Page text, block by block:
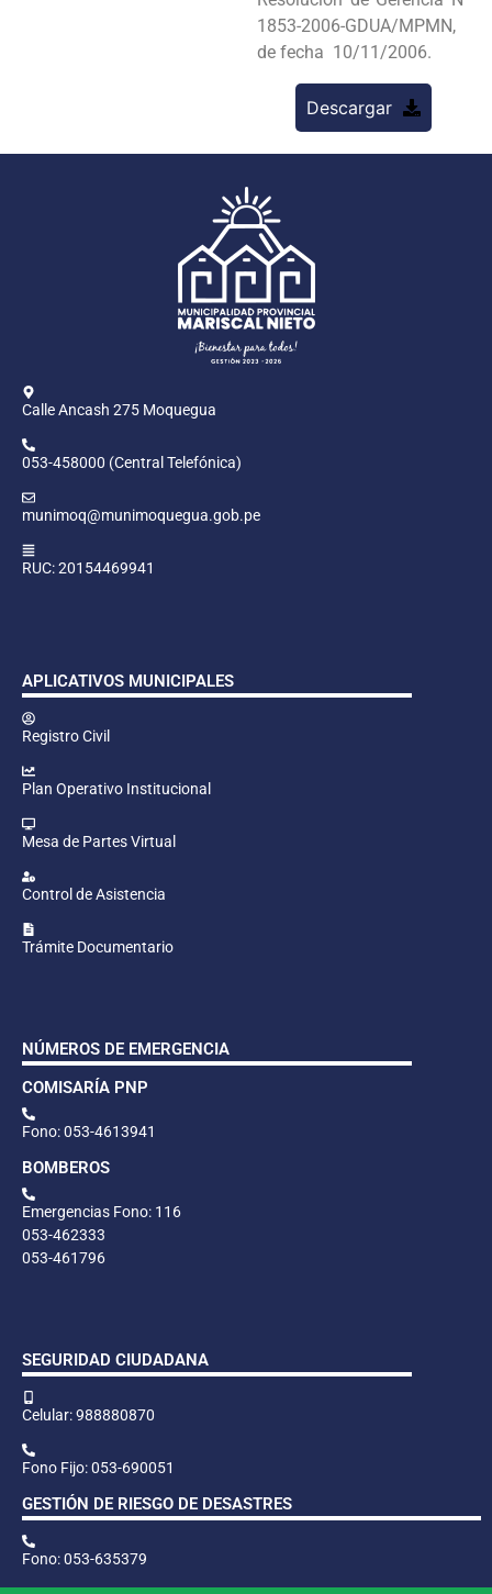
1853-2006-GDUA/MPMN,
de fecha 10/11/2006.
Descargar
Calle Ancash 275 Moquegua
053-458000 (Central Telefónica)
munimoq@munimoquegua.gob.pe
RUC: 20154469941
APLICATIVOS MUNICIPALES
Registro Civil
Plan Operativo Institucional
Mesa de Partes Virtual
Control de Asistencia
Trámite Documentario
NÚMEROS DE EMERGENCIA
COMISARÍA PNP
Fono: 053-4613941
BOMBEROS
Emergencias Fono: 116
053-462333
053-461796
SEGURIDAD CIUDADANA
Celular: 988880870
Fono Fijo: 053-690051
GESTIÓN DE RIESGO DE DESASTRES
Fono: 053-635379